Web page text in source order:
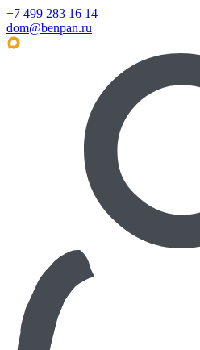
+7 499 283 16 14
dom@benpan.ru